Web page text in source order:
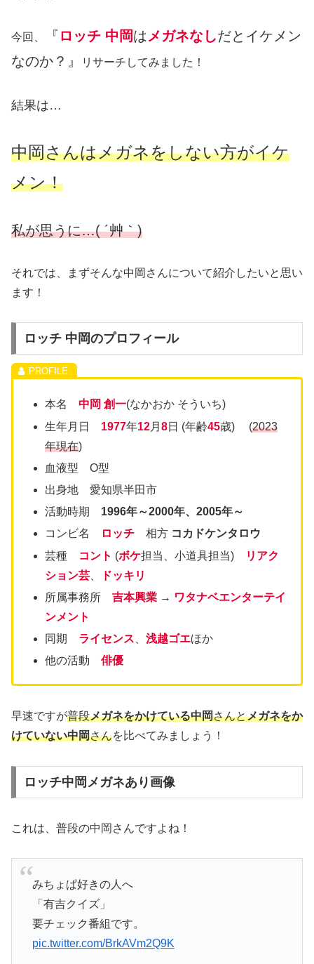
今回、 『 ロッチ 中岡はメガネなしだとイケメン
なのか？』
リサーチしてみました！
結果は…
中岡さんはメガネをしない方がイケ
メン！
私が思うに…( ´艸｀)
それでは、まずそんな中岡さんについて紹介したいと思い
ます！
ロッチ 中岡のプロフィール
本名中岡 創一(なかおか そういち)
生年月日 1977年12月8日 (年齢45歳) (2023
年現在)
血液型 O型
出身地 愛知県半田市
活動時期 1996年～2000年、2005年～
コンビ名
ロッチ相方 コカドケンタロウ
芸種
コント (ボケ担当、小道具担当)
リアク
ション芸
ドッキリ
所属事務所吉本興業 → ワタナベエンターテイ
ンメント
同期 ライセンス 、浅越ゴエほか
他の活動俳優
早速ですが普段メガネをかけている中岡さんとメガネをか
けていない中岡さんを比べてみましょう！
ロッチ中岡メガネあり画像
これは、普段の中岡さんですよね！
みちょぱ好きの人へ
「有吉クイズ」
要チェック番組です。
pic.twitter.com/BrkAVm2Q9K